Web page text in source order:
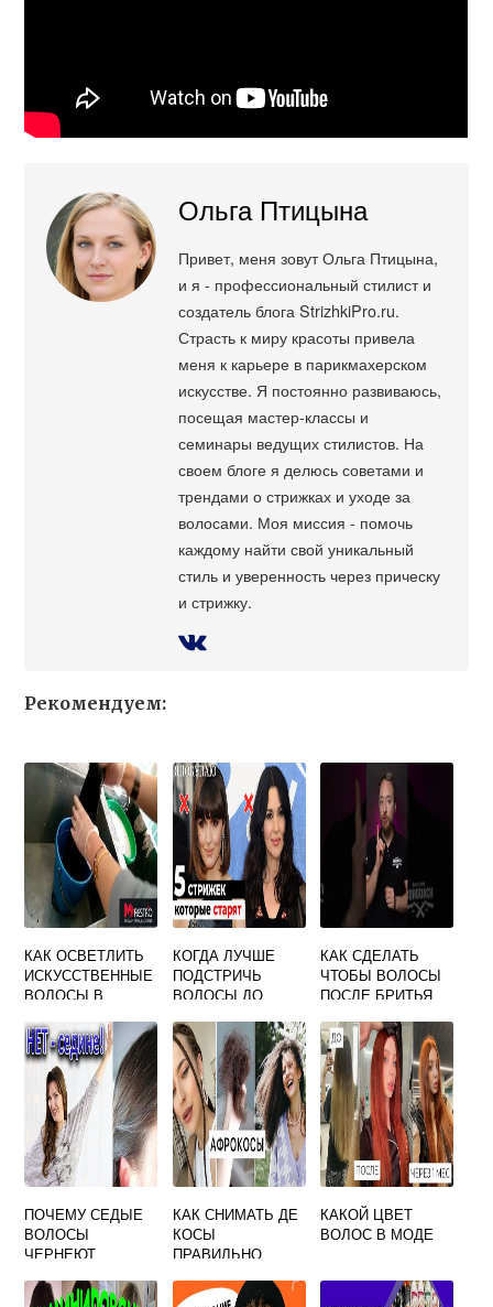
Ольга Птицына
Привет, меня зовут Ольга Птицына,
и я - профессиональный стилист и
создатель блога StrizhkiPro.ru.
Страсть к миру красоты привела
меня к карьере в парикмахерском
искусстве. Я постоянно развиваюсь,
посещая мастер-классы и
семинары ведущих стилистов. На
своем блоге я делюсь советами и
трендами о стрижках и уходе за
волосами. Моя миссия - помочь
каждому найти свой уникальный
стиль и уверенность через прическу
и стрижку.
Рекомендуем:
КАК ОСВЕТЛИТЬ
ИСКУССТВЕННЫЕ
ВОЛОСЫ В
УСЛОВИЯХ
КОГДА ЛУЧШЕ
ПОДСТРИЧЬ
ВОЛОСЫ ДО
КАК СДЕЛАТЬ
ЧТОБЫ ВОЛОСЫ
ПОСЛЕ БРИТЬЯ
ПОЧЕМУ СЕДЫЕ
ВОЛОСЫ
ЧЕРНЕЮТ
КАК СНИМАТЬ ДЕ
КОСЫ
ПРАВИЛЬНО
КАКОЙ ЦВЕТ
ВОЛОС В МОДЕ